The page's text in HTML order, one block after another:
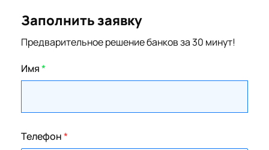
Заполнить заявку
Предварительное решение банков за 30 минут!
Имя*
Телефон*